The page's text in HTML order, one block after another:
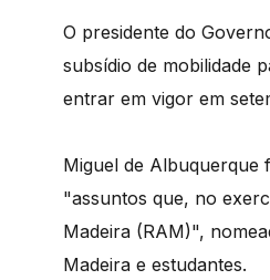
O presidente do
subsídio de mobilidade
entrar em vigor em
Miguel de Albuquerque
"assuntos que, no
Madeira (RAM)",
Madeira e estudantes.